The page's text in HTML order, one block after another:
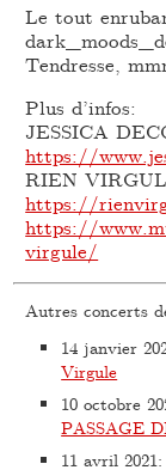
Le tout
Tendresse,
Plus d’infos:
JESSICA
https://
RIEN
https://
https://
virgule/
Autres concerts
14 janvier
Virgule
10 octobre
PASSAGE
11 avril 2021